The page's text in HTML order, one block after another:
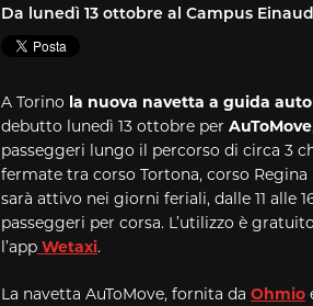
Da lunedì 13 ottobre al Campus
A Torino la nuova navetta a guida
debutto lunedì 13 ottobre per AuToMove
passeggeri lungo il percorso di circa 3
fermate tra corso Tortona, corso
sarà attivo nei giorni feriali, dalle 11 alle
passeggeri per corsa. L’utilizzo è
l’app Wetaxi.
La navetta AuToMove, fornita da Ohmio